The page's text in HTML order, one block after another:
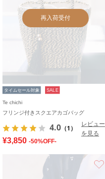
再入荷受付
タイムセール対象 SALE
Te chichi
フリンジ付きスクエアカゴバッグ
4.0 （1）
レビュー
を見る
¥3,850 -50%OFF-